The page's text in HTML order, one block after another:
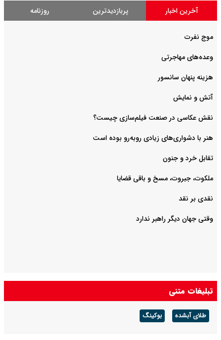
آخرین اخبار پربازدیدترین روزنامه
موج نفرت
وعده‌های مهاجرتی
هزینه پنهان سانسور
آتش و نمایش
هنر با دشواری‌های زیادی روبه‌رو بوده است
تقابل خرد و جنون
ملکوت، جبروت، مسخ و باقی قضایا
نقدی بر نقد
وقتی جهان دیگر راهبر ندارد
تبلیغات متنی
طلای آبشده بوکینگ